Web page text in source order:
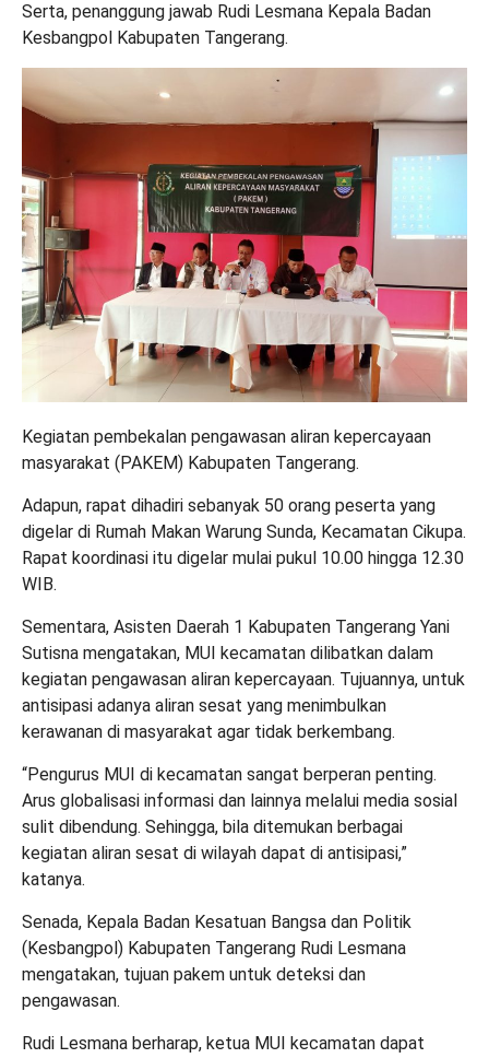
Serta, penanggung jawab Rudi Lesmana Kepala Badan
Kesbangpol Kabupaten Tangerang.
Kegiatan pembekalan pengawasan aliran kepercayaan
masyarakat (PAKEM) Kabupaten Tangerang.
Adapun, rapat dihadiri sebanyak 50 orang peserta yang
digelar di Rumah Makan Warung Sunda, Kecamatan Cikupa.
Rapat koordinasi itu digelar mulai pukul 10.00 hingga 12.30
WIB.
Sementara, Asisten Daerah 1 Kabupaten Tangerang Yani
Sutisna mengatakan, MUI kecamatan dilibatkan dalam
kegiatan pengawasan aliran kepercayaan. Tujuannya, untuk
antisipasi adanya aliran sesat yang menimbulkan
kerawanan di masyarakat agar tidak berkembang.
“Pengurus MUI di kecamatan sangat berperan penting.
Arus globalisasi informasi dan lainnya melalui media sosial
sulit dibendung. Sehingga, bila ditemukan berbagai
kegiatan aliran sesat di wilayah dapat di antisipasi,”
katanya.
Senada, Kepala Badan Kesatuan Bangsa dan Politik
(Kesbangpol) Kabupaten Tangerang Rudi Lesmana
mengatakan, tujuan pakem untuk deteksi dan
pengawasan.
Rudi Lesmana berharap, ketua MUI kecamatan dapat